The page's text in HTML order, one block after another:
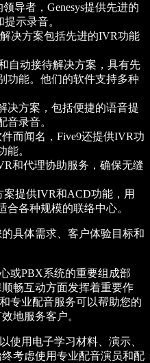
导者，Genesys提供先进的
示录音。
决方案包括先进的IVR功能
自动接待解决方案，具有先
功能。他们的软件支持多种
决方案，包括便捷的语音提
音录音。
而闻名，Five9还提供IVR功
能。
和代理协助服务，确保无缝
案提供IVR和ACD功能，用
各种规模的联络中心。
具体需求、客户体验目标和
或PBX系统的重要组成部
畅互动方面发挥着重要作
专业配音服务可以帮助您的
地服务客户。
使用电子学习材料、演示、
考虑使用专业配音演员和配